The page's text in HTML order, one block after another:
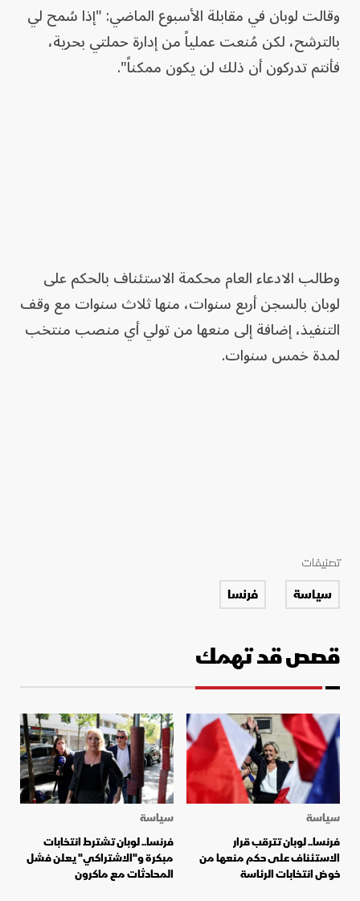
وقالت لوبان في مقابلة الأسبوع الماضي: "إذا سُمح لي
بالترشح، لكن مُنعت عملياً من إدارة حملتي بحرية،
فأنتم تدركون أن ذلك لن يكون ممكناً".
وطالب الادعاء العام محكمة الاستئناف بالحكم على
لوبان بالسجن أربع سنوات، منها ثلاث سنوات مع وقف
التنفيذ، إضافة إلى منعها من تولي أي منصب منتخب
لمدة خمس سنوات.
تصنيفات
سياسة فرنسا
قصص قد تهمك
سياسة
فرنسا.. لوبان تترقب قرار
الاستئناف على حكم منعها من
خوض انتخابات الرئاسة
سياسة
فرنسا.. لوبان تشترط انتخابات
مبكرة و"الاشتراكي" يعلن فشل
المحادثات مع ماكرون